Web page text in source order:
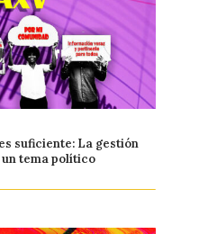
suficiente: La gestión
tema político